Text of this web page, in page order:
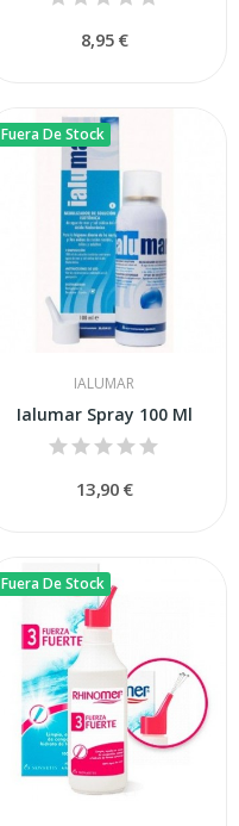
8,95 €
Fuera De Stock
IALUMAR
Ialumar Spray 100 Ml
13,90 €
Fuera De Stock